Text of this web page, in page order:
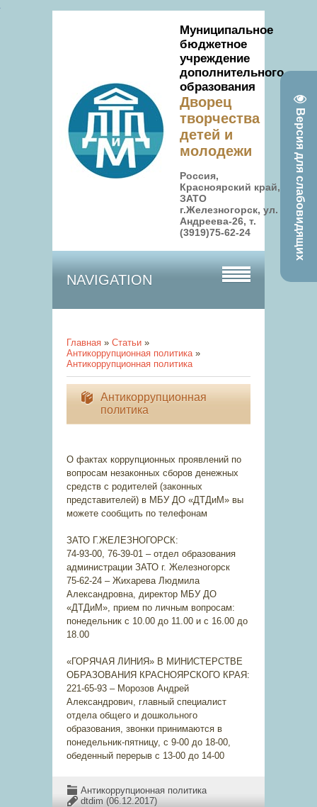
Версия для слабовидящих
Муниципальное
бюджетное
учреждение
дополнительного
образования
Дворец
творчества
детей и
молодежи
Россия,
Красноярский край,
ЗАТО
г.Железногорск, ул.
Андреева-26, т.
(3919)75-62-24
NAVIGATION
Главная » Статьи »
Антикоррупционная политика»
Антикоррупционная политика
Антикоррупционная
политика
О фактах коррупционных проявлений по
вопросам незаконных сборов денежных
средств с родителей (законных
представителей) в МБУ ДО «ДТДиМ» вы
можете сообщить по телефонам
ЗАТО Г.ЖЕЛЕЗНОГОРСК:
74-93-00, 76-39-01 – отдел образования
администрации ЗАТО г. Железногорск
75-62-24 – Жихарева Людмила
Александровна, директор МБУ ДО
«ДТДиМ», прием по личным вопросам:
понедельник с 10.00 до 11.00 и с 16.00 до
18.00
«ГОРЯЧАЯ ЛИНИЯ» В МИНИСТЕРСТВЕ
ОБРАЗОВАНИЯ КРАСНОЯРСКОГО КРАЯ:
221-65-93 – Морозов Андрей
Александрович, главный специалист
отдела общего и дошкольного
образования, звонки принимаются в
понедельник-пятницу, с 9-00 до 18-00,
обеденный перерыв с 13-00 до 14-00
Антикоррупционная политика
dtdim (06.12.2017)